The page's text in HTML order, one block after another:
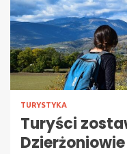
TURYSTYKA
Turyści
Dzierżoniowie